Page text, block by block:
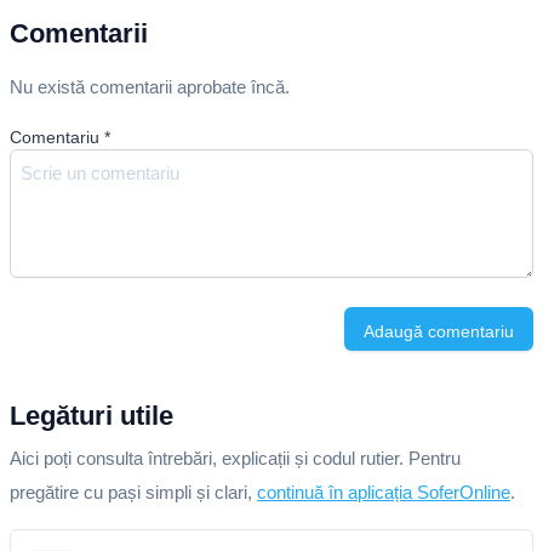
Comentarii
Nu există comentarii aprobate încă.
Comentariu *
Adaugă comentariu
Legături utile
Aici poți consulta întrebări, explicații și codul rutier. Pentru
pregătire cu pași simpli și clari, continuă în aplicația SoferOnline.